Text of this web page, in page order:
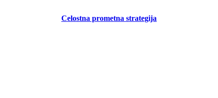
Celostna prometna strategija